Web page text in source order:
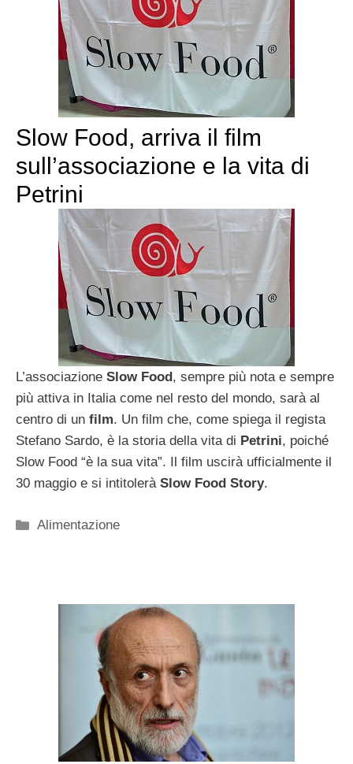
Slow Food, arriva il film
sull’associazione e la vita di
Petrini
L’associazione Slow Food, sempre più nota e sempre
più attiva in Italia come nel resto del mondo, sarà al
centro di un film. Un film che, come spiega il regista
Stefano Sardo, è la storia della vita di Petrini, poiché
Slow Food “è la sua vita”. Il film uscirà ufficialmente il
30 maggio e si intitolerà Slow Food Story.
Categorie
Alimentazione